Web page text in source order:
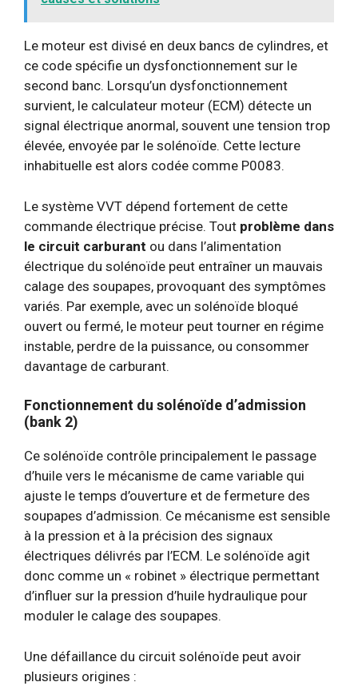
Le moteur est divisé en deux bancs de cylindres, et
ce code spécifie un dysfonctionnement sur le
second banc. Lorsqu’un dysfonctionnement
survient, le calculateur moteur (ECM) détecte un
signal électrique anormal, souvent une tension trop
élevée, envoyée par le solénoïde. Cette lecture
inhabituelle est alors codée comme P0083.
Le système VVT dépend fortement de cette
commande électrique précise. Tout problème dans
le circuit carburant ou dans l’alimentation
électrique du solénoïde peut entraîner un mauvais
calage des soupapes, provoquant des symptômes
variés. Par exemple, avec un solénoïde bloqué
ouvert ou fermé, le moteur peut tourner en régime
instable, perdre de la puissance, ou consommer
davantage de carburant.
Fonctionnement du solénoïde d’admission
(bank 2)
Ce solénoïde contrôle principalement le passage
d’huile vers le mécanisme de came variable qui
ajuste le temps d’ouverture et de fermeture des
soupapes d’admission. Ce mécanisme est sensible
à la pression et à la précision des signaux
électriques délivrés par l’ECM. Le solénoïde agit
donc comme un « robinet » électrique permettant
d’influer sur la pression d’huile hydraulique pour
moduler le calage des soupapes.
Une défaillance du circuit solénoïde peut avoir
plusieurs origines :